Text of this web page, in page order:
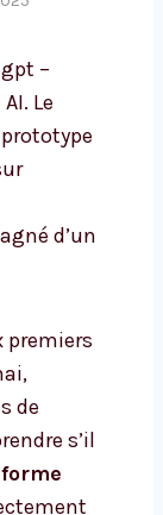
–
Le
d’un
premiers
de
s’il